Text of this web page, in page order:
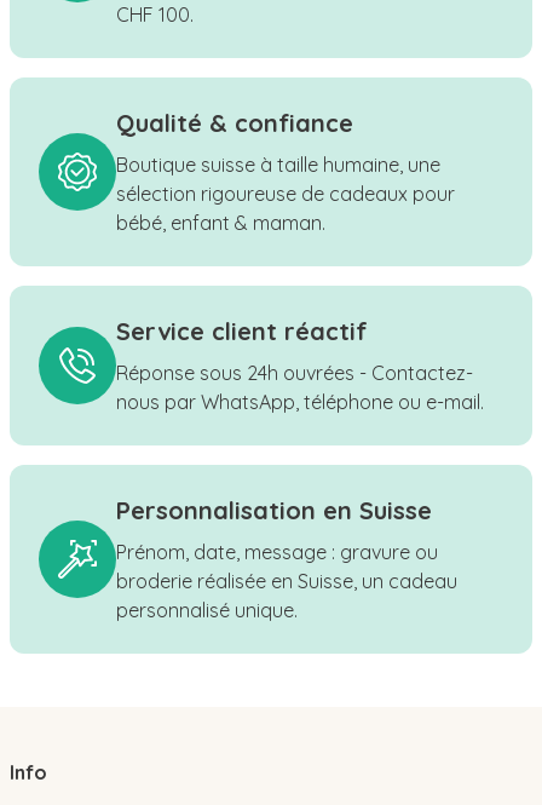
CHF 100.
Qualité & confiance
Boutique suisse à taille humaine, une
sélection rigoureuse de cadeaux pour
bébé, enfant & maman.
Service client réactif
Réponse sous 24h ouvrées - Contactez-
nous par WhatsApp, téléphone ou e-mail.
Personnalisation en Suisse
Prénom, date, message : gravure ou
broderie réalisée en Suisse, un cadeau
personnalisé unique.
Info